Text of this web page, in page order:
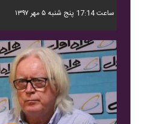
ساعت 17:14 پنج شنبه ۵ مهر ۱۳۹۷